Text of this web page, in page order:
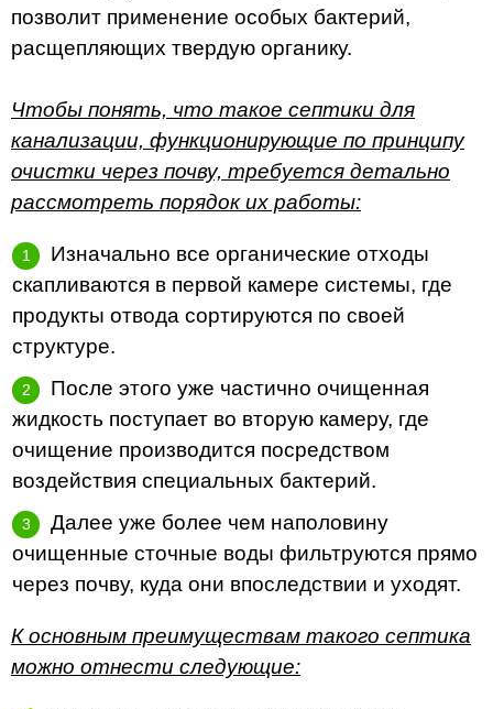
позволит применение особых бактерий,
расщепляющих твердую органику.
Чтобы понять, что такое септики для
канализации, функционирующие по принципу
очистки через почву, требуется детально
рассмотреть порядок их работы:
Изначально все органические отходы
скапливаются в первой камере системы, где
продукты отвода сортируются по своей
структуре.
После этого уже частично очищенная
жидкость поступает во вторую камеру, где
очищение производится посредством
воздействия специальных бактерий.
Далее уже более чем наполовину
очищенные сточные воды фильтруются прямо
через почву, куда они впоследствии и уходят.
К основным преимуществам такого септика
можно отнести следующие: